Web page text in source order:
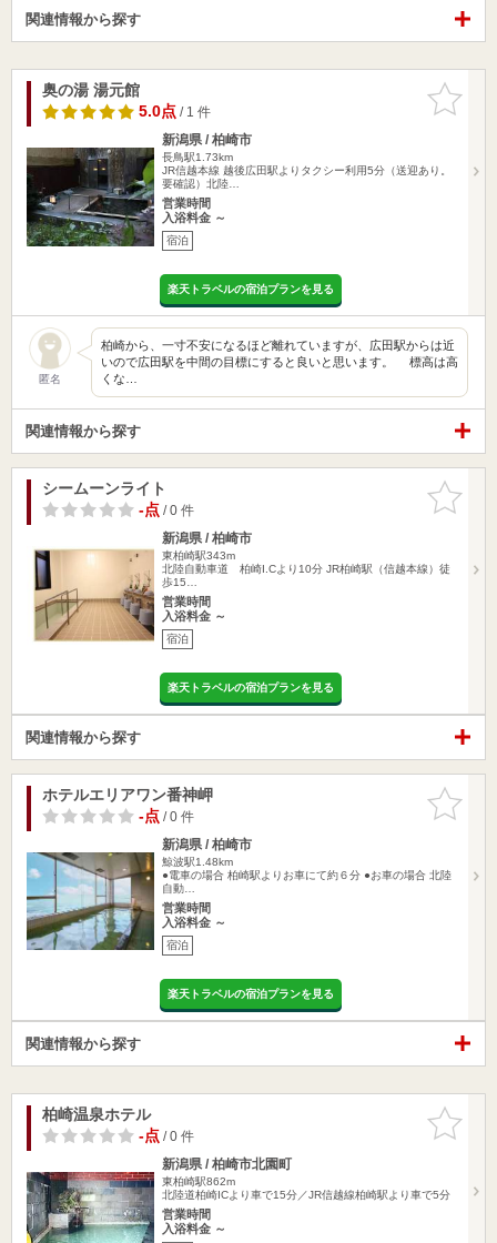
関連情報から探す
お気に入
りに追加
奥の湯 湯元館
5.0点/ 1 件
新潟県 / 柏崎市
長鳥駅1.73km
JR信越本線 越後広田駅よりタクシー利用5分（送迎あり。
要確認）北陸…
営業時間
入浴料金 ～
宿泊
楽天トラベルの宿泊プランを見る
匿名
柏崎から、一寸不安になるほど離れていますが、広田駅からは近
いので広田駅を中間の目標にすると良いと思います。 標高は高
くな…
関連情報から探す
お気に入
りに追加
シームーンライト
-点/ 0 件
新潟県 / 柏崎市
東柏崎駅343m
北陸自動車道 柏崎I.Cより10分 JR柏崎駅（信越本線）徒
歩15…
営業時間
入浴料金 ～
宿泊
楽天トラベルの宿泊プランを見る
関連情報から探す
お気に入
りに追加
ホテルエリアワン番神岬
-点/ 0 件
新潟県 / 柏崎市
鯨波駅1.48km
●電車の場合 柏崎駅よりお車にて約６分 ●お車の場合 北陸
自動…
営業時間
入浴料金 ～
宿泊
楽天トラベルの宿泊プランを見る
関連情報から探す
お気に入
りに追加
柏崎温泉ホテル
-点/ 0 件
新潟県 / 柏崎市北園町
東柏崎駅862m
北陸道柏崎ICより車で15分／JR信越線柏崎駅より車で5分
営業時間
入浴料金 ～